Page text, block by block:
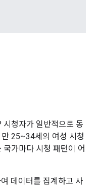
시청자가 일반적으로 동
25~34세의 여성 시청
가마다 시청 패턴이 어
데이터를 집계하고 사